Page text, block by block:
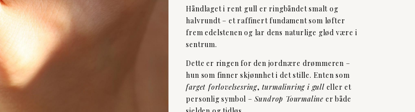
Håndlaget i rent gull er ringbåndet smalt og
halvrundt – et raffinert fundament som løfter
frem edelstenen og lar dens naturlige glød være i
sentrum.
Dette er ringen for den jordnære drømmeren –
hun som finner skjønnhet i det stille. Enten som
farget forlovelsesring, turmalinring i gulleller et
personlig symbol – Sundrop Tourmaline er både